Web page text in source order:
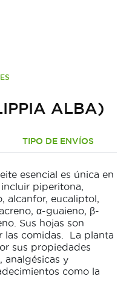
ALBA)
TIPO DE ENVÍOS
esencial es única en
piperitona,
alcanfor, eucaliptol,
α-guaieno, β-
Sus hojas son
las comidas. ​ La planta
sus propiedades
analgésicas y
como la